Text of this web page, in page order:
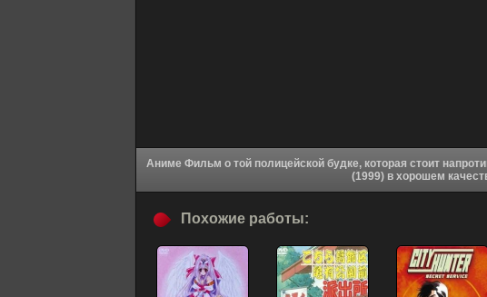
Аниме Фильм о той полицейской будке, которая стоит напротив Парка Камэари, что в районе Кацусика
(1999) в хорошем
Похожие работы: